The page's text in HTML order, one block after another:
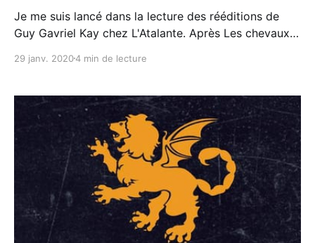
Je me suis lancé dans la lecture des rééditions de
Guy Gavriel Kay chez L'Atalante. Après Les chevaux
fallait me pousser un peu au cul pour attaquer le
29 janv. 20204 min de lecture